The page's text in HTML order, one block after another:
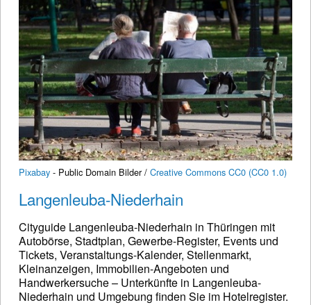
Pixabay - Public Domain Bilder / Creative Commons CC0 (CC0 1.0)
Langenleuba-Niederhain
Cityguide Langenleuba-Niederhain in Thüringen mit
Autobörse, Stadtplan, Gewerbe-Register, Events und
Tickets, Veranstaltungs-Kalender, Stellenmarkt,
Kleinanzeigen, Immobilien-Angeboten und
Handwerkersuche – Unterkünfte in Langenleuba-
Niederhain und Umgebung finden Sie im Hotelregister.